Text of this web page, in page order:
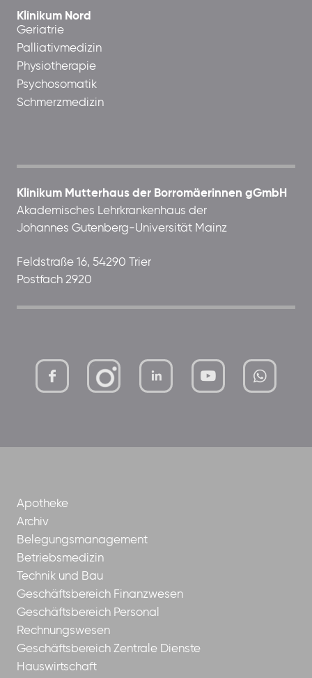
Klinikum Nord
Geriatrie
Palliativmedizin
Physiotherapie
Psychosomatik
Schmerzmedizin
Klinikum Mutterhaus der Borromäerinnen gGmbH
Akademisches Lehrkrankenhaus der
Johannes Gutenberg-Universität Mainz
Feldstraße 16, 54290 Trier
Postfach 2920
mutterhaus-xMBTtqOwC1KKBww
Apotheke
Archiv
Belegungsmanagement
Betriebsmedizin
Technik und Bau
Geschäftsbereich Finanzwesen
Geschäftsbereich Personal
Rechnungswesen
Geschäftsbereich Zentrale Dienste
Hauswirtschaft